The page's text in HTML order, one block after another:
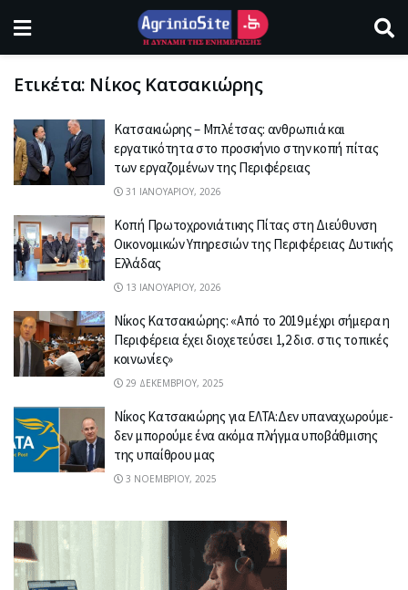
Ετικέτα: Νίκος Κατσακιώρης
Κατσακιώρης – Μπλέτσας: ανθρωπιά και
εργατικότητα στο προσκήνιο στην κοπή πίτας
των εργαζομένων της Περιφέρειας
31 ΙΑΝΟΥΑΡΊΟΥ, 2026
Κοπή Πρωτοχρονιάτικης Πίτας στη Διεύθυνση
Οικονομικών Υπηρεσιών της Περιφέρειας Δυτικής
Ελλάδας
13 ΙΑΝΟΥΑΡΊΟΥ, 2026
Νίκος Κατσακιώρης: «Από το 2019 μέχρι σήμερα η
Περιφέρεια έχει διοχετεύσει 1,2 δισ. στις τοπικές
κοινωνίες»
29 ΔΕΚΕΜΒΡΊΟΥ, 2025
Νίκος Κατσακιώρης για ΕΛΤΑ:Δεν υπαναχωρούμε-
δεν μπορούμε ένα ακόμα πλήγμα υποβάθμισης
της υπαίθρου μας
3 ΝΟΕΜΒΡΊΟΥ, 2025